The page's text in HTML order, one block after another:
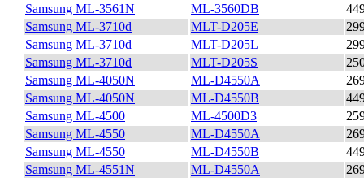
Samsung ML-3561N
ML-3560DB
Samsung ML-3710d
MLT-D205E
Samsung ML-3710d
MLT-D205L
Samsung ML-3710d
MLT-D205S
Samsung ML-4050N
ML-D4550A
Samsung ML-4050N
ML-D4550B
Samsung ML-4500
ML-4500D3
Samsung ML-4550
ML-D4550A
Samsung ML-4550
ML-D4550B
Samsung ML-4551N
ML-D4550A